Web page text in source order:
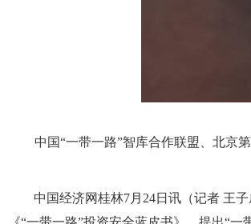
中国“一带一路”智库合作联盟、北京
中国经济网桂林7月24日讯（记者 王